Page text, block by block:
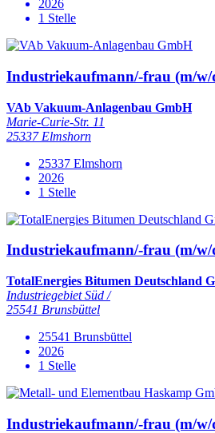
2026
1 Stelle
Industriekaufmann/-frau (m/w/
VAb Vakuum-Anlagenbau GmbH
Marie-Curie-Str. 11
25337 Elmshorn
25337 Elmshorn
2026
1 Stelle
Industriekaufmann/-frau (m/w/
TotalEnergies Bitumen Deutschland
Industriegebiet Süd /
25541 Brunsbüttel
25541 Brunsbüttel
2026
1 Stelle
Industriekaufmann/-frau (m/w/